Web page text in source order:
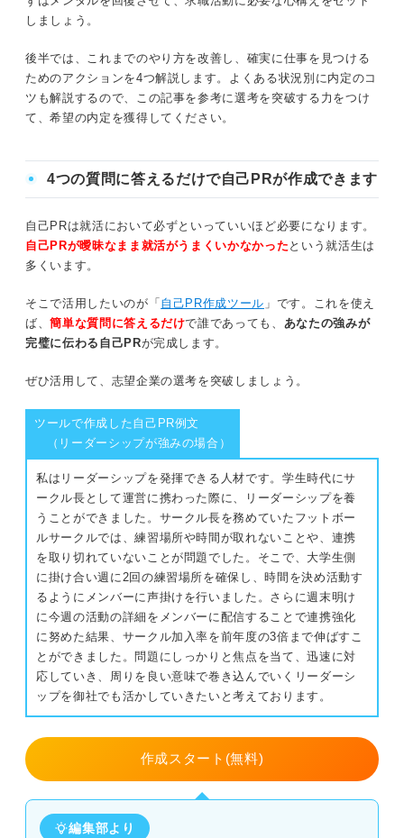
少しずつで良い！ すぐに結果が出なくても
相談機関を積極的に頼る！ 一人で抱え込ま
ない
仕事が決まらないときは心のケアと基本の見直しで
着実に内定を取ろう
しましょう。
後半では、これまでのやり方を改善し、確実に仕事を見つける
ためのアクションを4つ解説します。よくある状況別に内定のコ
ツも解説するので、この記事を参考に選考を突破する力をつけ
て、希望の内定を獲得してください。
4つの質問に答えるだけで自己PRが作成できます
自己PRは就活において必ずといっていいほど必要になります。
自己PRが曖昧なまま就活がうまくいかなかった という就活生は
多くいます。
そこで活用したいのが「 自己PR作成ツール 」です。これを使え
ば、簡単な質問に答えるだけで誰であっても、 あなたの強みが
完璧に伝わる自己PRが完成します。
ぜひ活用して、志望企業の選考を突破しましょう。
ツールで作成した自己PR例文
（リーダーシップが強みの場合）
私はリーダーシップを発揮できる人材です。学生時代にサ
ークル長として運営に携わった際に、リーダーシップを養
うことができました。サークル長を務めていたフットボー
ルサークルでは、練習場所や時間が取れないことや、連携
を取り切れていないことが問題でした。そこで、大学生側
に掛け合い週に2回の練習場所を確保し、時間を決め活動す
るようにメンバーに声掛けを行いました。さらに週末明け
に今週の活動の詳細をメンバーに配信することで連携強化
に努めた結果、サークル加入率を前年度の3倍まで伸ばすこ
とができました。問題にしっかりと焦点を当て、迅速に対
応していき、周りを良い意味で巻き込んでいくリーダーシ
ップを御社でも活かしていきたいと考えております。
作成スタート(無料)
編集部より
ケア方法
積極的に体を動かす
SNSからしばらく離れる
一度求職活動を休んでみる
つの原因
選考前に原因がある場合
選考対策に原因がある場合
②適切な応募方法を取り入れよう
③担当者の目を引く書類を作ろう
④熱意が伝わる面接対策をしよう
仕事が決まらないときに多い状況別！ 専門家が示す突破
口
未経験の業種への挑戦で仕事が決まらない
実績やスキルが足りず仕事が決まらない
正社員経験が少なく仕事が決まらない
さらに内定を確実にするには？ 採用のベテランに聞いた
仕事が決まらないと忘れがち！ 前向きに求職活動を進め